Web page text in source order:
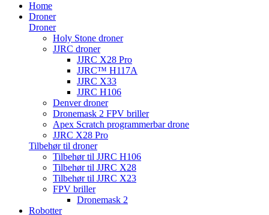
Home
Droner
Droner
Holy Stone droner
JJRC droner
JJRC X28 Pro
JJRC™ H117A
JJRC X33
JJRC H106
Denver droner
Dronemask 2 FPV briller
Apex Scratch programmerbar drone
JJRC X28 Pro
Tilbehør til droner
Tilbehør til JJRC H106
Tilbehør til JJRC X28
Tilbehør til JJRC X23
FPV briller
Dronemask 2
Robotter